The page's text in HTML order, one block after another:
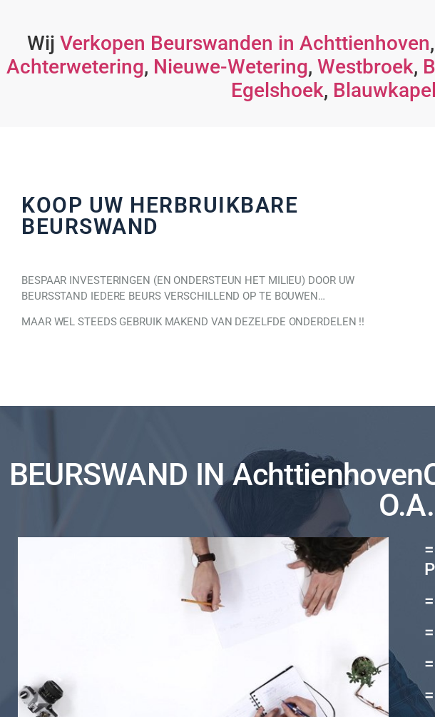
Wij Verkopen Beurswanden in Achttienhoven
Achterwetering, Nieuwe-Wetering, Westbroek,
Egelshoek, Blauwkapel
KOOP UW HERBRUIKBARE
BEURSWAND
BESPAAR INVESTERINGEN (EN ONDERSTEUN HET MILIEU) DOOR UW
BEURSSTAND IEDERE BEURS VERSCHILLEND OP TE BOUWEN…
MAAR WEL STEEDS GEBRUIK MAKEND VAN DEZELFDE ONDERDELEN !!
BEURSWAND IN
O.A.